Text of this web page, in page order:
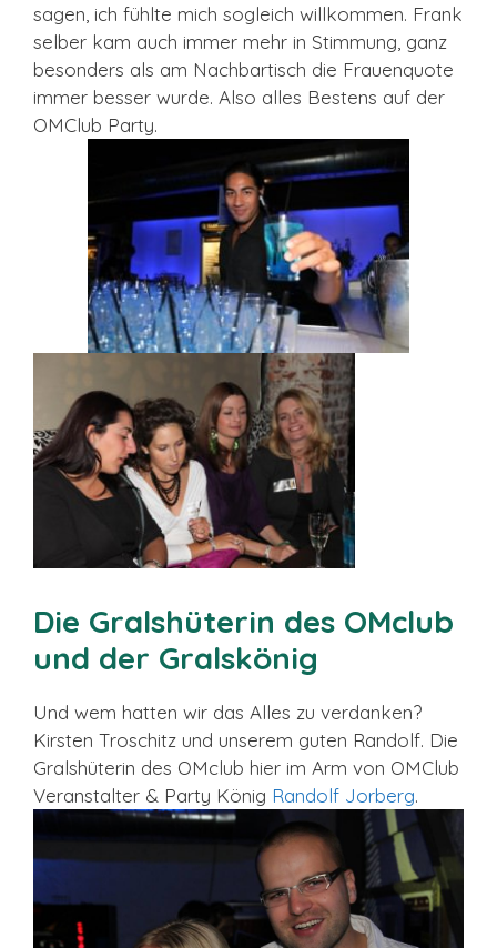
sagen, ich fühlte mich sogleich willkommen. Frank
selber kam auch immer mehr in Stimmung, ganz
besonders als am Nachbartisch die Frauenquote
immer besser wurde. Also alles Bestens auf der
OMClub Party.
Die Gralshüterin des OMclub
und der Gralskönig
Und wem hatten wir das Alles zu verdanken?
Kirsten Troschitz und unserem guten Randolf. Die
Gralshüterin des OMclub hier im Arm von OMClub
Veranstalter & Party König Randolf Jorberg.